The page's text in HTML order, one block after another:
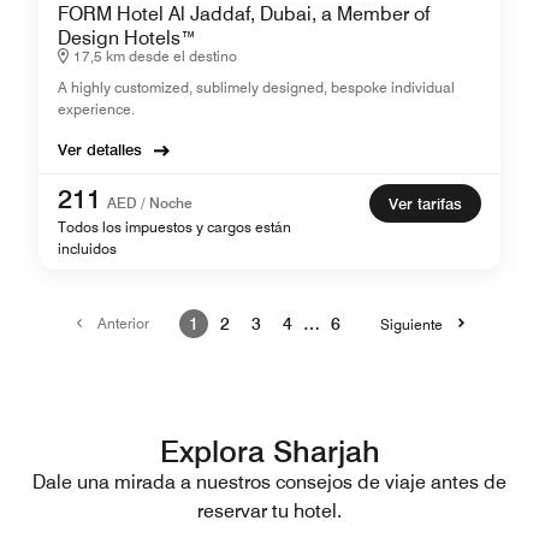
FORM Hotel Al Jaddaf, Dubai, a Member of
Design Hotels™
17,5 km desde el destino
A highly customized, sublimely designed, bespoke individual
experience.
Ver detalles
211 AED / Noche
Todos los impuestos y cargos están
incluidos
Ver tarifas
Anterior 1 2 3 4 … 6 Siguiente
Explora Sharjah
Dale una mirada a nuestros consejos de viaje antes de
reservar tu hotel.